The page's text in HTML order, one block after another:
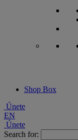
Shop Box
Únete
EN
Únete
Search for: